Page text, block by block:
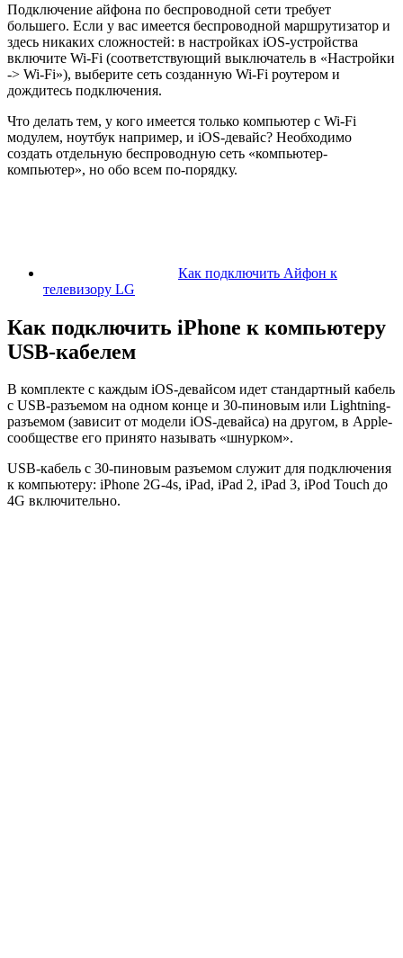
Подключение айфона по беспроводной сети требует
большего. Если у вас имеется беспроводной маршрутизатор и
здесь никаких сложностей: в настройках iOS-устройства
включите Wi-Fi (соответствующий выключатель в «Настройки
-> Wi-Fi»), выберите сеть созданную Wi-Fi роутером и
дождитесь подключения.
Что делать тем, у кого имеется только компьютер с Wi-Fi
модулем, ноутбук например, и iOS-девайс? Необходимо
создать отдельную беспроводную сеть «компьютер-
компьютер», но обо всем по-порядку.
Как подключить Айфон к
телевизору LG
Как подключить iPhone к компьютеру
USB-кабелем
В комплекте с каждым iOS-девайсом идет стандартный кабель
с USB-разъемом на одном конце и 30-пиновым или Lightning-
разъемом (зависит от модели iOS-девайса) на другом, в Apple-
сообществе его принято называть «шнурком».
USB-кабель с 30-пиновым разъемом служит для подключения
к компьютеру: iPhone 2G-4s, iPad, iPad 2, iPad 3, iPod Touch до
4G включительно.